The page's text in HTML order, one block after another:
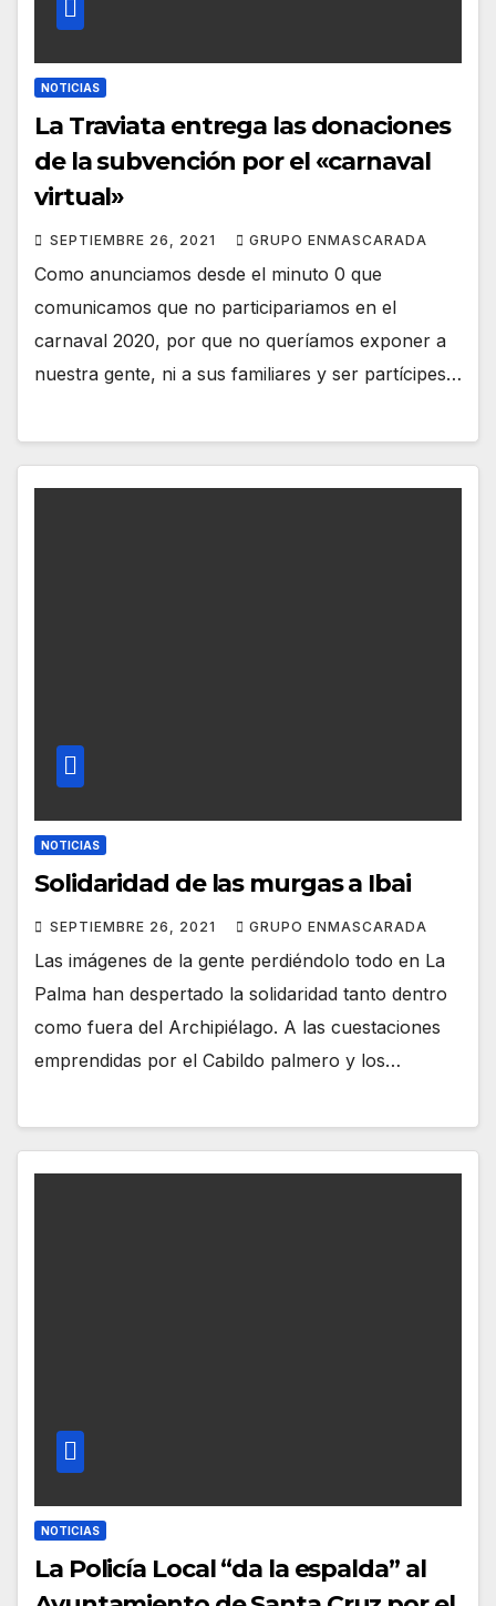
NOTICIAS
La Traviata entrega las donaciones
de la subvención por el «carnaval
virtual»
SEPTIEMBRE 26, 2021 GRUPO ENMASCARADA
Como anunciamos desde el minuto 0 que
comunicamos que no participariamos en el
carnaval 2020, por que no queríamos exponer a
nuestra gente, ni a sus familiares y ser partícipes…
NOTICIAS
Solidaridad de las murgas a Ibai
SEPTIEMBRE 26, 2021 GRUPO ENMASCARADA
Las imágenes de la gente perdiéndolo todo en La
Palma han despertado la solidaridad tanto dentro
como fuera del Archipiélago. A las cuestaciones
emprendidas por el Cabildo palmero y los…
NOTICIAS
La Policía Local “da la espalda” al